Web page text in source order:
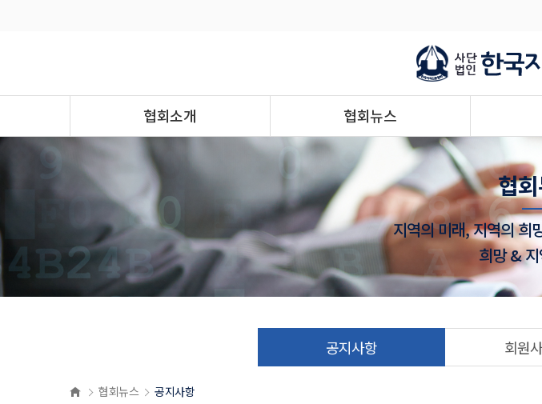
협회소개 협회뉴스
협
지역의 미래, 지역의 희
희망 &
공지사항 회원
협회뉴스 공지사항